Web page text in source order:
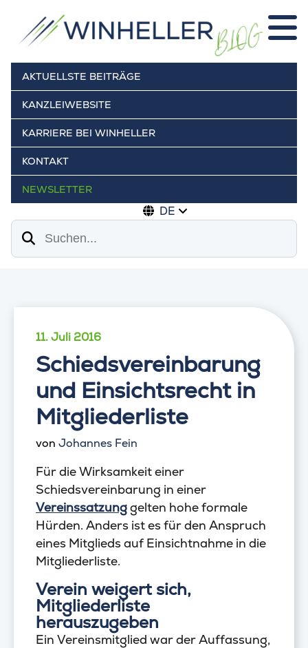
AKTUELLSTE BEITRÄGE
KANZLEIWEBSITE
KARRIERE BEI WINHELLER
KONTAKT
NEWSLETTER
DE
Suchen
11. Juli 2016
Schiedsvereinbarung
und Einsichtsrecht in
Mitgliederliste
von Johannes Fein
Für die Wirksamkeit einer
Schiedsvereinbarung in einer
Vereinssatzunggelten hohe formale
Hürden. Anders ist es für den Anspruch
eines Mitglieds auf Einsichtnahme in die
Mitgliederliste.
Verein weigert sich,
Mitgliederliste
herauszugeben
Ein Vereinsmitglied war der Auffassung,